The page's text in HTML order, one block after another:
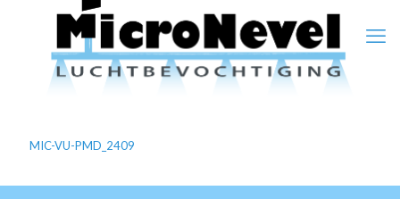
MIC-VU-PMD_2409